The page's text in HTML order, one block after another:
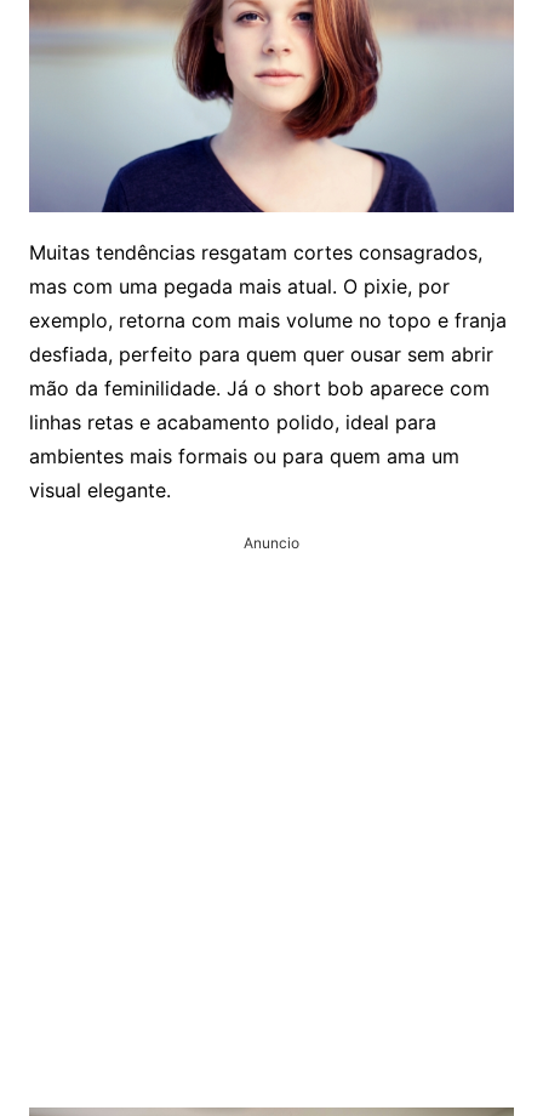
Muitas tendências resgatam cortes consagrados,
mas com uma pegada mais atual. O pixie, por
exemplo, retorna com mais volume no topo e franja
desfiada, perfeito para quem quer ousar sem abrir
mão da feminilidade. Já o short bob aparece com
linhas retas e acabamento polido, ideal para
ambientes mais formais ou para quem ama um
visual elegante.
Anuncio